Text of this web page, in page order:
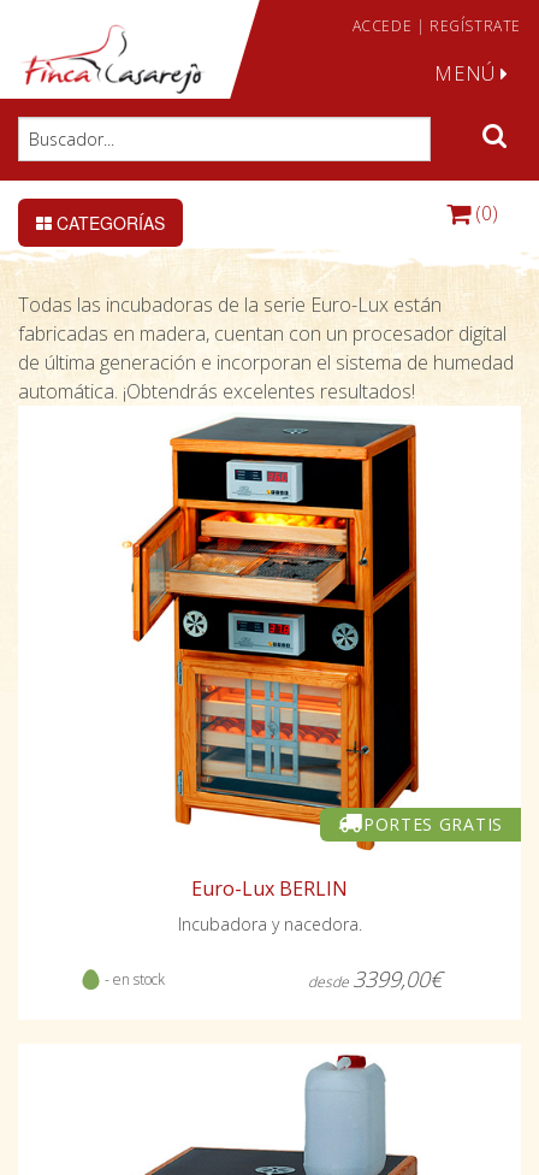
ACCEDE | REGÍSTRATE
MENÚ
CATEGORÍAS (0)
Todas las incubadoras de la serie Euro-Lux están
fabricadas en madera, cuentan con un procesador digital
de última generación e incorporan el sistema de humedad
automática. ¡Obtendrás excelentes resultados!
PORTES GRATIS
Euro-Lux BERLIN
Incubadora y nacedora.
- en stock desde 3399,00€